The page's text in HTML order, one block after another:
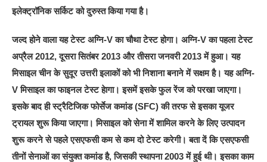
इलेक्ट्रॉनिक सर्किट को दुरुस्त किया गया है।
जल्द होने वाला यह टेस्ट अग्नि-V का चौथा टेस्ट होगा। अग्नि-V का पहला टेस्ट
अप्रैल 2012, दूसरा सितंबर 2013 और तीसरा जनवरी 2013 में हुआ। यह
मिसाइल चीन के सुदूर उत्तरी इलाकों को भी निशाना बनाने में सक्षम है। यह अग्नि-
V मिसाइल का फाइनल टेस्ट हेागा। इसमें इसके फुल रेंज को परखा जाएगा।
इसके बाद ही स्ट्रैटिजिक फोर्सेज कमांड (SFC) की तरफ से इसका यूजर
ट्रायल शुरू किया जाएगा। मिसाइल को सेना में शामिल करने के लिए उत्पादन
शुरू करने से पहले एसएफसी कम से कम दो टेस्ट करेगी। बता दें कि एसएफसी
तीनों सेनाओं का संयुक्त कमांड है, जिसकी स्थापना 2003 में हुई थी। इसका काम